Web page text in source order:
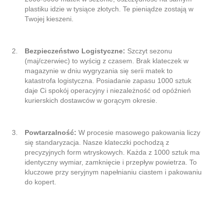
plastiku idzie w tysiące złotych. Te pieniądze zostają w
Twojej kieszeni.
Bezpieczeństwo Logistyczne: Szczyt sezonu
(maj/czerwiec) to wyścig z czasem. Brak klateczek w
magazynie w dniu wygryzania się serii matek to
katastrofa logistyczna. Posiadanie zapasu 1000 sztuk
daje Ci spokój operacyjny i niezależność od opóźnień
kurierskich dostawców w gorącym okresie.
Powtarzalność: W procesie masowego pakowania liczy
się standaryzacja. Nasze klateczki pochodzą z
precyzyjnych form wtryskowych. Każda z 1000 sztuk ma
identyczny wymiar, zamknięcie i przepływ powietrza. To
kluczowe przy seryjnym napełnianiu ciastem i pakowaniu
do kopert.